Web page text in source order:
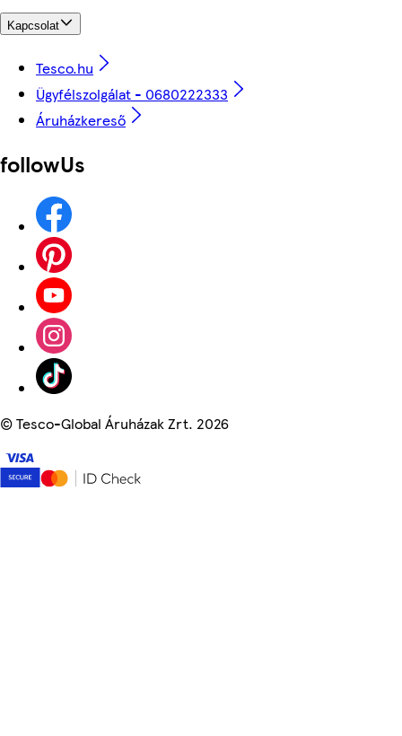
Kapcsolat
Tesco.hu
Ügyfélszolgálat - 0680222333
Áruházkereső
followUs
©Tesco-Global Áruházak Zrt. 2026